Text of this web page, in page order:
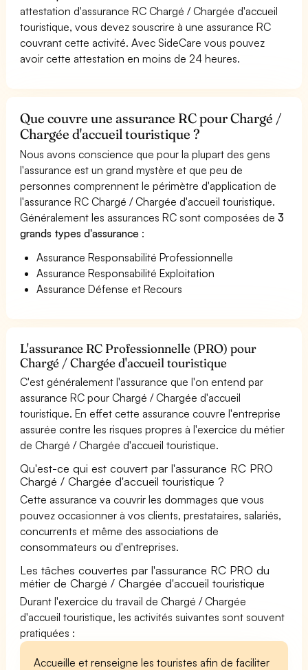
attestation d'assurance RC Chargé / Chargée d'accueil
touristique, vous devez souscrire à une assurance RC
couvrant cette activité. Avec SideCare vous pouvez
avoir cette attestation en moins de 24 heures.
Que couvre une assurance RC pour Chargé /
Chargée d'accueil touristique ?
Nous avons conscience que pour la plupart des gens
l'assurance est un grand mystère et que peu de
personnes comprennent le périmètre d'application de
l'assurance RC Chargé / Chargée d'accueil touristique.
Généralement les assurances RC sont composées de3
grands types d'assurance :
Assurance Responsabilité Professionnelle
Assurance Responsabilité Exploitation
Assurance Défense et Recours
L'assurance RC Professionnelle (PRO) pour
Chargé / Chargée d'accueil touristique
C'est généralement l'assurance que l'on entend par
assurance RC pour Chargé / Chargée d'accueil
touristique. En effet cette assurance couvre l'entreprise
assurée contre les risques propres à l'exercice du métier
de Chargé / Chargée d'accueil touristique.
Qu'est-ce qui est couvert par l'assurance RC PRO
Chargé / Chargée d'accueil touristique ?
Cette assurance va couvrir les dommages que vous
pouvez occasionner à vos clients, prestataires, salariés,
concurrents et même des associations de
consommateurs ou d'entreprises.
Les tâches couvertes par l'assurance RC PRO du
métier de Chargé / Chargée d'accueil touristique
Durant l'exercice du travail de Chargé / Chargée
d'accueil touristique, les activités suivantes sont souvent
pratiquées :
Accueille et renseigne les touristes afin de faciliter